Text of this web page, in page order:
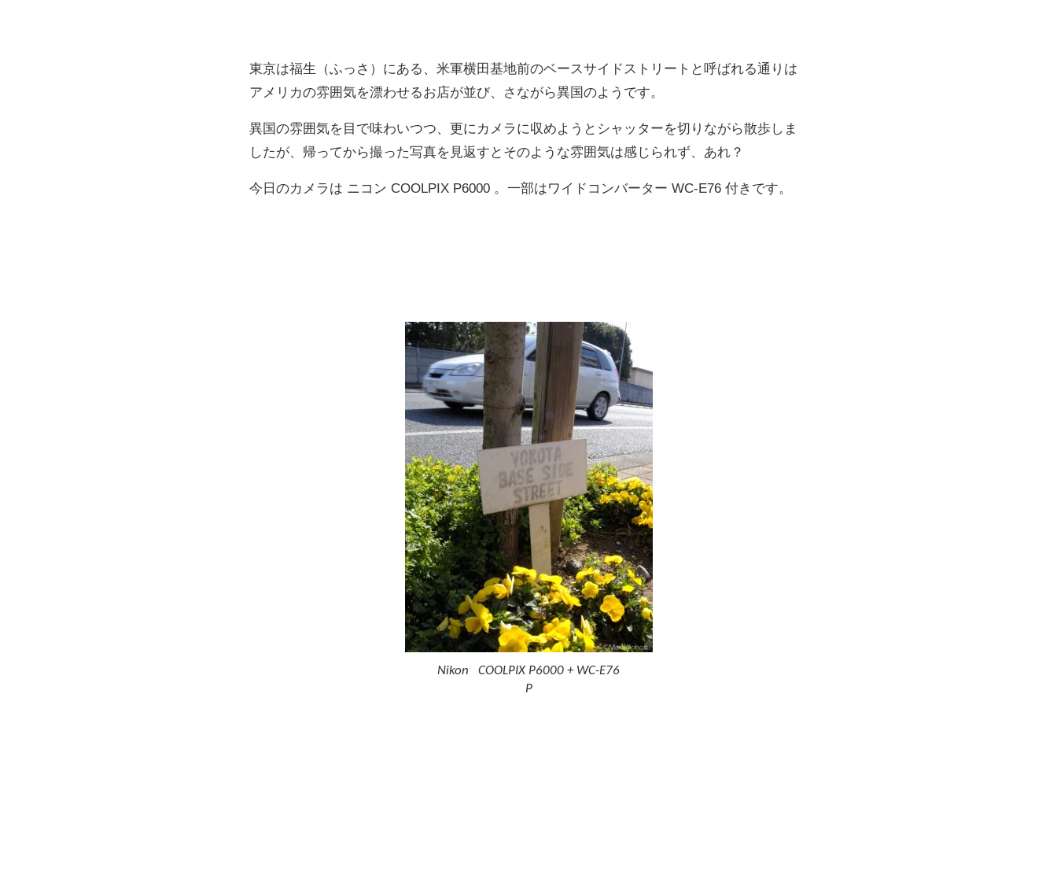
東京は福生（ふっさ）にある、米軍横田基地前のベースサイドストリートと呼ばれる通りは
アメリカの雰囲気を漂わせるお店が並び、さながら異国のようです。
異国の雰囲気を目で味わいつつ、更にカメラに収めようとシャッターを切りながら散歩しま
したが、帰ってから撮った写真を見返すとそのような雰囲気は感じられず、あれ？
今日のカメラは ニコン COOLPIX P6000 。一部はワイドコンバーター WC-E76 付きです。
Nikon COOLPIX P6000 + WC-E76
P